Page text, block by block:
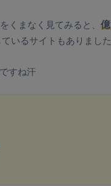
くまなく見てみると、
いるサイトもありました
すね汗